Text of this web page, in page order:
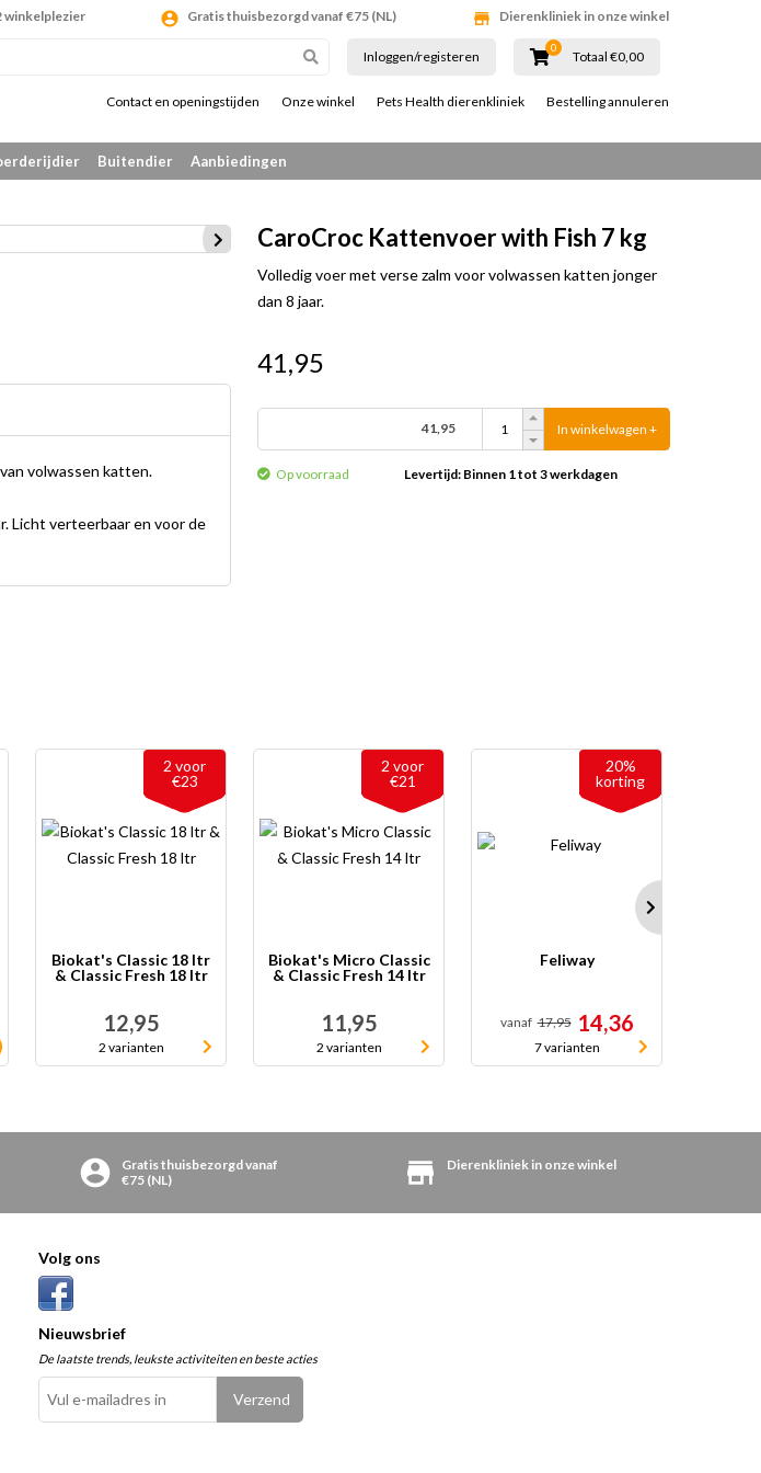
winkelplezier Gratis thuisbezorgd vanaf €75 (NL) Dierenkliniek in onze winkel
Inloggen/registeren
0
Totaal €0,00
Contact en openingstijden Onze winkel Pets Health dierenkliniek Bestelling annuleren
Buitendier Aanbiedingen
volwassen katten.
Licht verteerbaar en voor de
CaroCroc Kattenvoer with Fish 7 kg
Volledig voer met verse zalm voor volwassen katten jonger
dan 8 jaar.
41,95
41,95 In winkelwagen +
Op voorraad Levertijd: Binnen 1 tot 3 werkdagen
2 voor
€23
Biokat's Classic 18 ltr
& Classic Fresh 18 ltr
12,95
2 varianten
2 voor
€21
Biokat's Micro Classic
& Classic Fresh 14 ltr
11,95
2 varianten
20%
korting
Feliway
vanaf 17,95 14,36
7 varianten
Gratis thuisbezorgd vanaf
€75 (NL)
Dierenkliniek in onze winkel
Volg ons
Nieuwsbrief
De laatste trends, leukste activiteiten en beste acties